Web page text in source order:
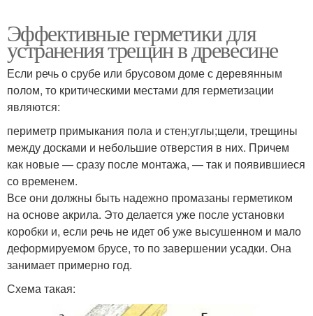
Эффективные герметики для
устранения трещин в древесине
Если речь о срубе или брусовом доме с деревянным
полом, то критическими местами для герметизации
являются:
периметр примыкания пола и стен;углы;щели, трещины
между досками и небольшие отверстия в них. Причем
как новые — сразу после монтажа, — так и появившиеся
со временем.
Все они должны быть надежно промазаны герметиком
на основе акрила. Это делается уже после установки
коробки и, если речь не идет об уже высушенном и мало
деформируемом брусе, то по завершении усадки. Она
занимает примерно год.
Схема такая: